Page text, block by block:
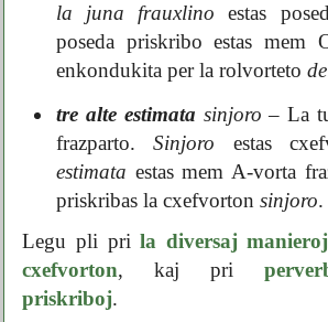
la juna frauxlino estas
poseda priskribo estas mem
enkondukita per la rolvorteto de
tre alte estimata sinjoro – La
frazparto.Sinjoro estas
estimata estas mem A-vorta
priskribas la cxefvorton sinjoro.
Legu pli prila diversaj
cxefvorton, kaj pri
priskriboj.